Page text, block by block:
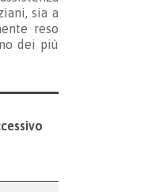
sia a
reso
dei più